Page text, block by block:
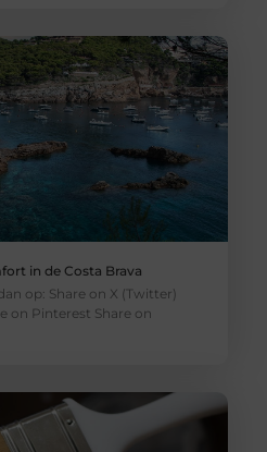
in de Costa Brava
op: Share on X (Twitter)
on Pinterest Share on